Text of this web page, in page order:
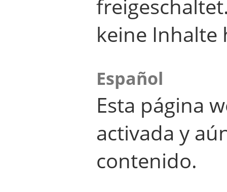
keine Inhalte
Español
Esta página
activada y
contenido.